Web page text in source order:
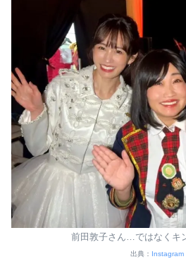
前田敦子さん…ではなくキ
出典： Instagram